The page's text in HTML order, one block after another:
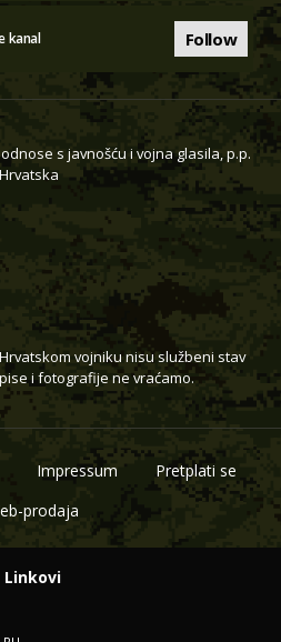
kanal Follow
s javnošću i vojna glasila, p.p.
vojniku nisu službeni stav
i fotografije ne vraćamo.
Impressum
Pretplati se
prodaja
Linkovi